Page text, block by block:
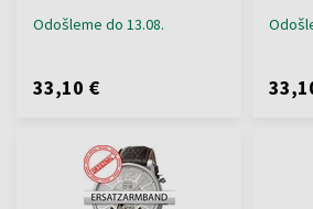
Odošleme do 13.08.
33,10 €